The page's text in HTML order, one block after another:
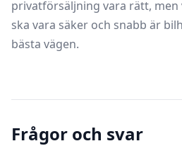
privatförsäljning vara rätt, men
ska vara säker och snabb är
bästa vägen.
Frågor och svar